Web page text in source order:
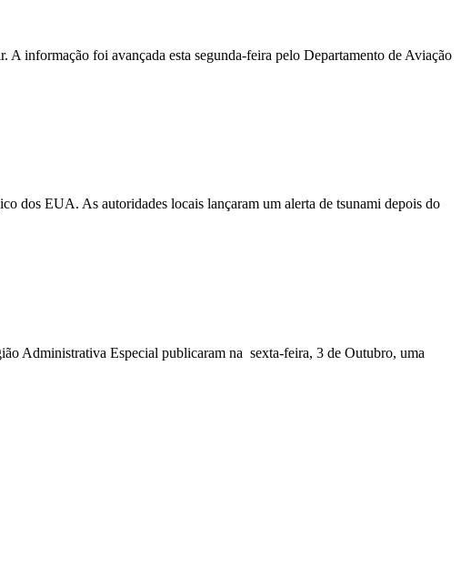
informação foi avançada esta segunda-feira pelo Departamento de Aviação
dos EUA. As autoridades locais lançaram um alerta de tsunami depois do
Administrativa Especial publicaram na sexta-feira, 3 de Outubro, uma